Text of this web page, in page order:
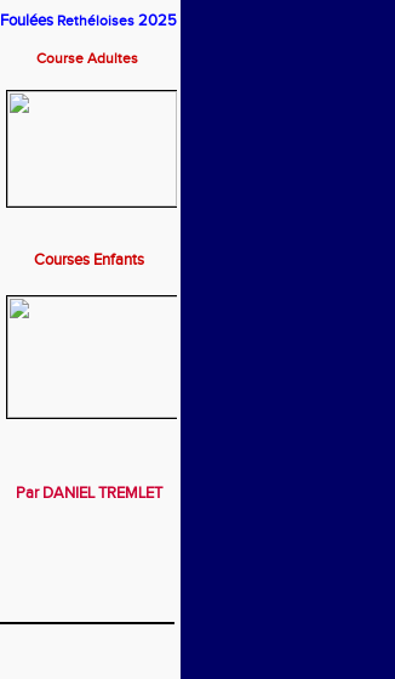
Foulées Rethéloises 2025
Course Adultes
Courses Enfants
Par DANIEL TREMLET